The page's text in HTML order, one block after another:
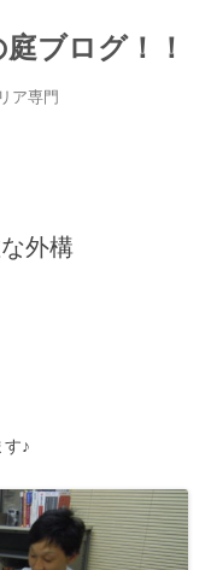
ブログ！！
ア専門
外構
♪